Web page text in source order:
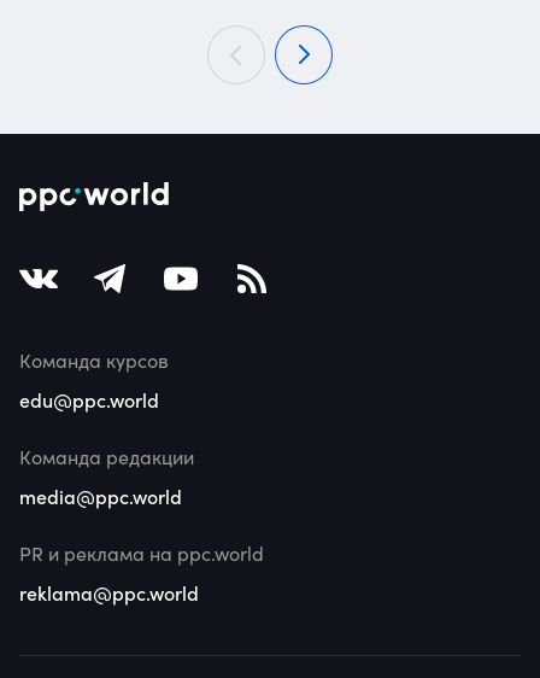
Команда курсов
edu@ppc.world
Команда редакции
media@ppc.world
PR и реклама на ppc.world
reklama@ppc.world